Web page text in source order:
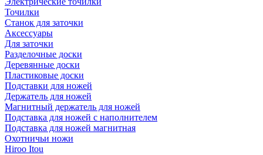
Точилки
Станок для заточки
Аксессуары
Для заточки
Разделочные доски
Деревянные доски
Пластиковые доски
Подставки для ножей
Держатель для ножей
Магнитный держатель для ножей
Подставка для ножей с наполнителем
Подставка для ножей магнитная
Охотничьи ножи
Hiroo Itou